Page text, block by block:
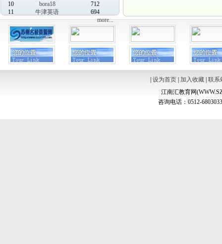
10
bora18
712
11
牛津英语
694
more...
设为首页| 加入收藏| 联系
江南汇教育网
咨询电话：0512-